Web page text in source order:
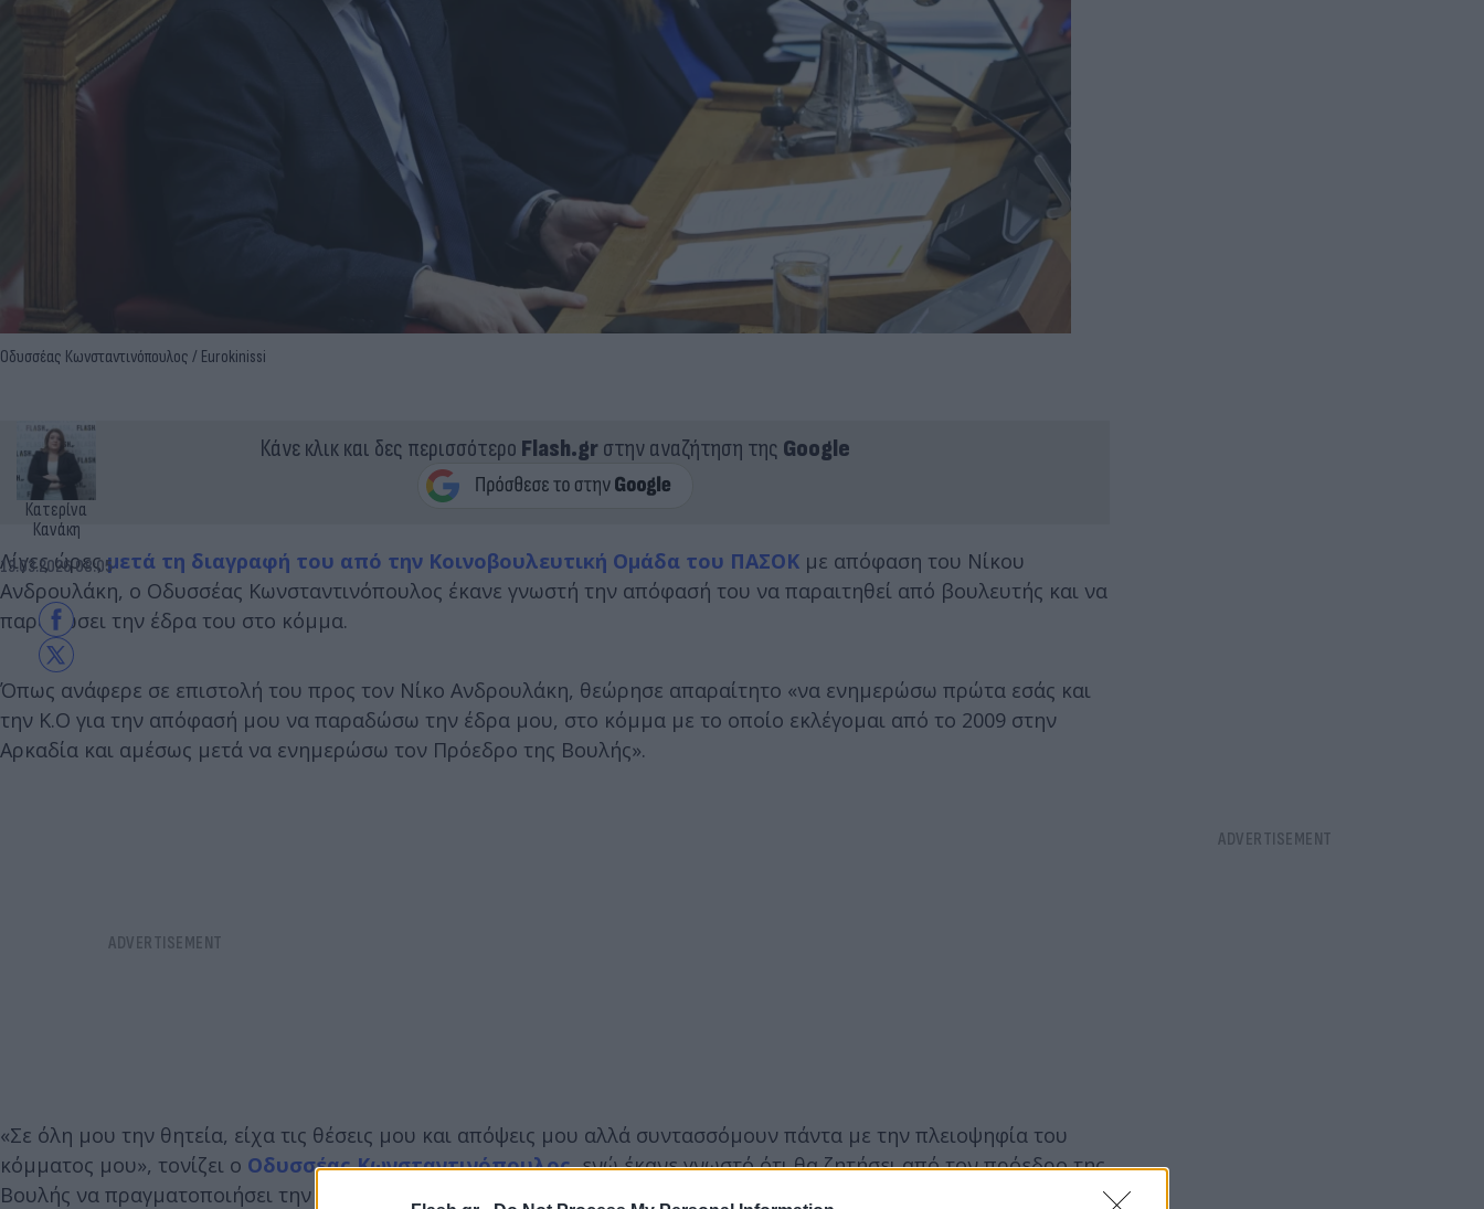
Οδυσσέας Κωνσταντινόπουλος / Eurokinissi
Κατερίνα
Κανάκη
13.03.2026 08:05
Κάνε κλικ και δες περισσότερο Flash.grστην αναζήτηση της Google
Λίγες ώρεςμετά τη διαγραφή του από την Κοινοβουλευτική Ομάδα του ΠΑΣΟΚ με απόφαση του Νίκου
Ανδρουλάκη, ο Οδυσσέας Κωνσταντινόπουλος έκανε γνωστή την απόφασή του να παραιτηθεί από βουλευτής και να
παραδώσει την έδρα του στο κόμμα.
Όπως ανάφερε σε επιστολή του προς τον Νίκο Ανδρουλάκη, θεώρησε απαραίτητο «να ενημερώσω πρώτα εσάς και
την Κ.Ο για την απόφασή μου να παραδώσω την έδρα μου, στο κόμμα με το οποίο εκλέγομαι από το 2009 στην
Αρκαδία και αμέσως μετά να ενημερώσω τον Πρόεδρο της Βουλής».
«Σε όλη μου την θητεία, είχα τις θέσεις μου και απόψεις μου αλλά συντασσόμουν πάντα με την πλειοψηφία του
κόμματος μου», τονίζει ο Οδυσσέας Κωνσταντινόπουλος, ενώ έκανε γνωστό ότι θα ζητήσει από τον πρόεδρο της
Βουλής να πραγματοποιήσει την τελευταία του ομιλία την ημέρα εκλογής του νέου Αντιπροέδρου εκ μέρους του